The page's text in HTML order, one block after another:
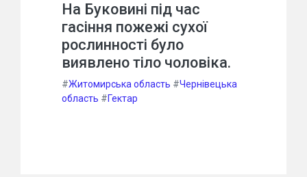
На Буковині під час
гасіння пожежі сухої
рослинності було
виявлено тіло чоловіка.
#Житомирська область #Чернівецька
область #Гектар